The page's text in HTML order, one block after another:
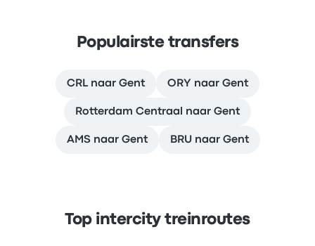
Populairste transfers
CRL naar Gent ORY naar Gent
Rotterdam Centraal naar Gent
AMS naar Gent BRU naar Gent
Top intercity treinroutes